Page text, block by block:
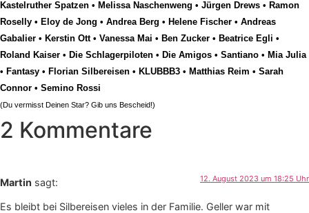
Kastelruther Spatzen • Melissa Naschenweng • Jürgen Drews • Ramon
Roselly • Eloy de Jong • Andrea Berg • Helene Fischer • Andreas
Gabalier • Kerstin Ott• Vanessa Mai • Ben Zucker • Beatrice Egli •
Roland Kaiser • Die Schlagerpiloten • Die Amigos • Santiano • Mia Julia
• Fantasy • Florian Silbereisen • KLUBBB3 • Matthias Reim • Sarah
Connor • Semino Rossi
(Du vermisst Deinen Star? Gib uns Bescheid!)
2 Kommentare
Martin sagt: 12. August 2023 um 18:25 Uhr
Es bleibt bei Silbereisen vieles in der Familie. Geller war mit